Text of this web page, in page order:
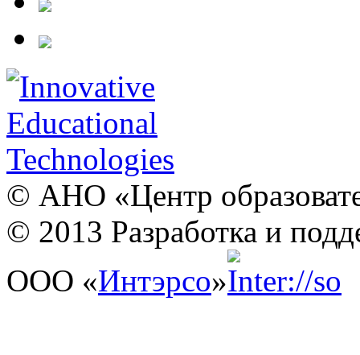
© АНО «Центр
© 2013 Разработка и
ООО «Интэрсо»